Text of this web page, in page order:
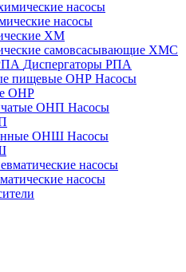
насосы
ХМ
самовсасывающие ХМС
Диспергаторы РПА
Насосы
ОНР
Насосы
Насосы
насосы